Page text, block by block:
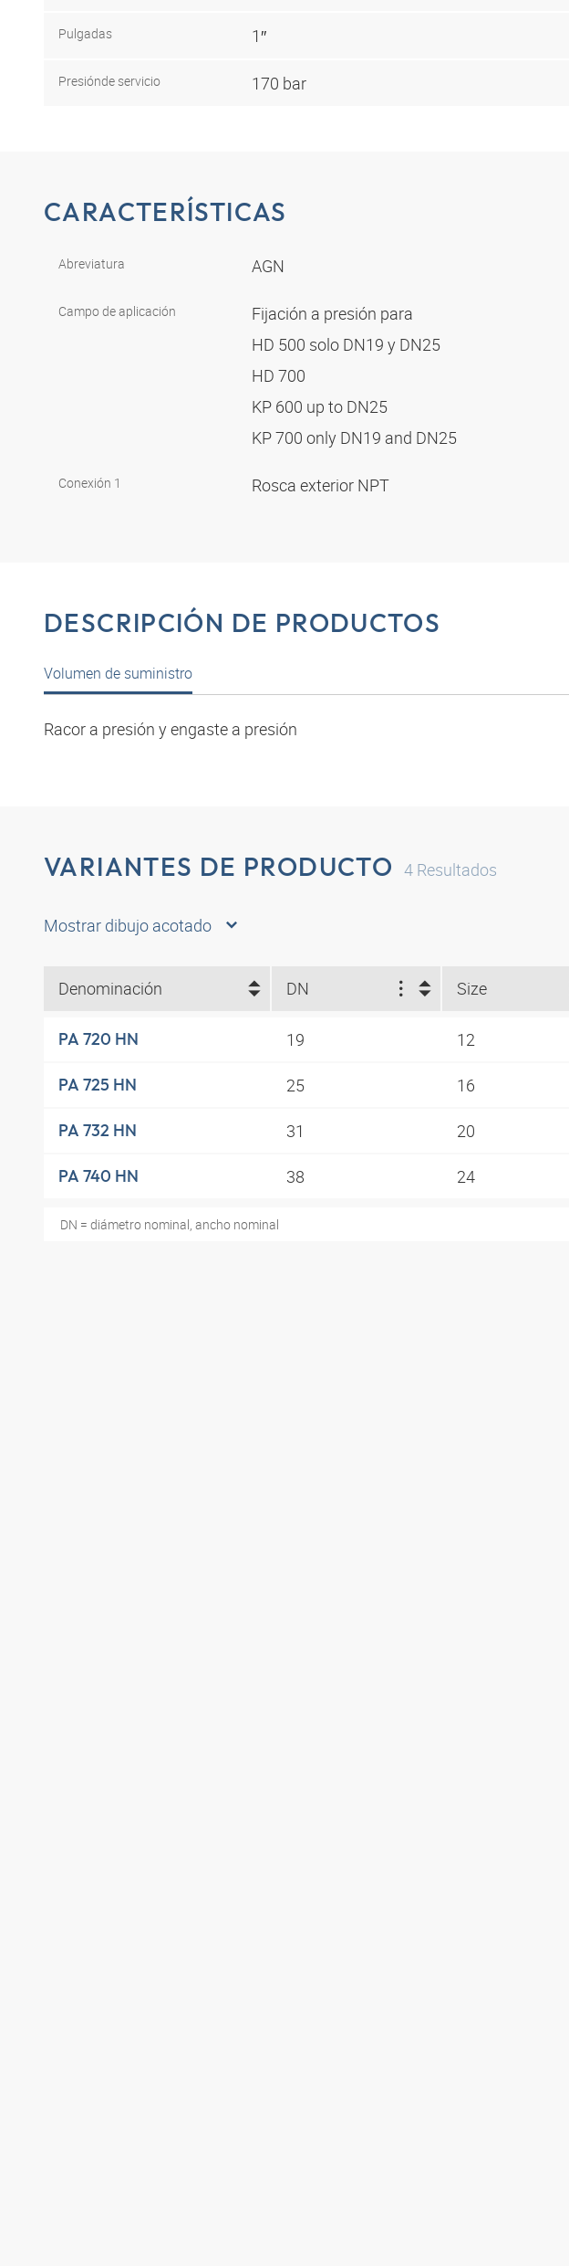
Pulgadas 1″
Presiónde servicio 170 bar
CARACTERÍSTICAS
Abreviatura AGN
Campo de aplicación
Fijación a presión para
HD 500 solo DN19 y DN25
HD 700
KP 600 up to DN25
KP 700 only DN19 and DN25
Conexión 1 Rosca exterior NPT
DESCRIPCIÓN DE PRODUCTOS
Volumen de suministro
Racor a presión y engaste a presión
VARIANTES DE PRODUCTO 4 Resultados
Mostrar dibujo acotado
Denominación DN Size
PA 720 HN 19 12
PA 725 HN 25 16
PA 732 HN 31 20
PA 740 HN 38 24
DN = diámetro nominal, ancho nominal